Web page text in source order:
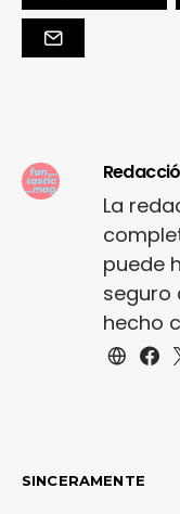
La
puede
seguro
hecho
SINCERAMENTE